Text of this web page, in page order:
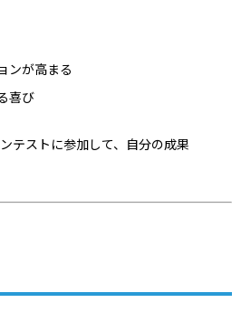
ンが高まる
喜び
テストに参加して、自分の成果